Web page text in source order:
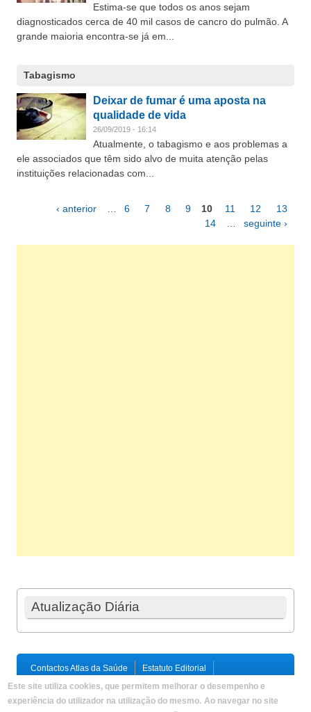
Estima-se que todos os anos sejam
diagnosticados cerca de 40 mil casos de cancro do pulmão. A
grande maioria encontra-se já em...
Tabagismo
Deixar de fumar é uma aposta na
qualidade de vida
26/09/2019 - 16:14
Atualmente, o tabagismo e aos problemas a
ele associados que têm sido alvo de muita atenção pelas
instituições relacionadas com...
Páginas‹ anterior 6 7 8 9 10 11 12
13
14
seguinte ›
Atualização Diária
Contactos Atlas da Saúde
Estatuto Editorial
Ficha Técnica
Política de Privacidade / Termos e Condições
Mapa do Site
Este site utiliza cookies, que permitem melhorar o desempenho e
experiência do utilizador na utilização do mesmo. Ao navegar no site